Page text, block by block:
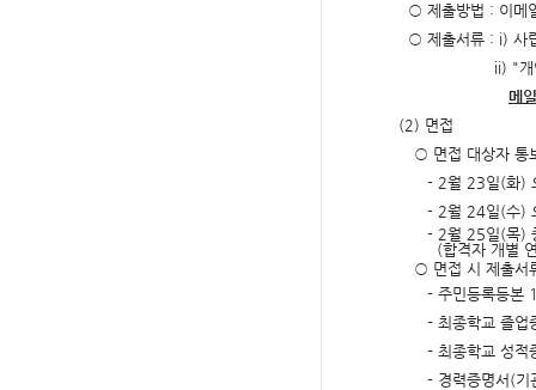
○ 제출방법 : 이메
○ 제출서류 : i) 사
ii) "
메
(2) 면접
○ 면접 대상자 통
- 2월 23일(화)
- 2월 24일(수)
- 2월 25일(목)
(합격자 개별
○ 면접 시 제출서
- 주민등록등본
- 최종학교 졸업
- 최종학교 성적
- 경력증명서 (기